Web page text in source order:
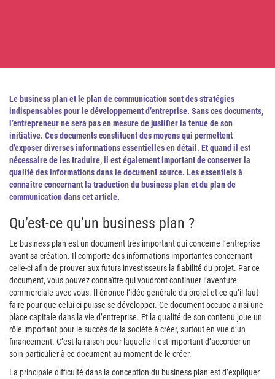
Le business plan et le plan de communication sont des stratégies
indispensables pour le développement d’entreprise. Sans ces documents,
l’entrepreneur ne sera pas en mesure de justifier la tenue de son
initiative. Ces documents constituent des moyens qui permettent
d’exposer diverses informations essentielles en détail. Et quand il est
nécessaire de les traduire, il est également important de conserver la
qualité des informations dans le document source. Les essentiels à
connaître concernant la traduction du business plan et du plan de
communication dans cet article.
Qu’est-ce qu’un business plan ?
Le business plan est un document très important qui concerne l’entreprise
avant sa création. Il comporte des informations importantes concernant
celle-ci afin de prouver aux futurs investisseurs la fiabilité du projet. Par ce
document, vous pouvez connaître qui voudront continuer l’aventure
commerciale avec vous. Il énonce l’idée générale du projet et ce qu’il faut
faire pour que celui-ci puisse se développer. Ce document occupe ainsi une
place capitale dans la vie d’entreprise. Et la qualité de son contenu joue un
rôle important pour le succès de la société à créer, surtout en vue d’un
financement. C’est la raison pour laquelle il est important d’accorder un
soin particulier à ce document au moment de le créer.
La principale difficulté dans la conception du business plan est d’expliquer